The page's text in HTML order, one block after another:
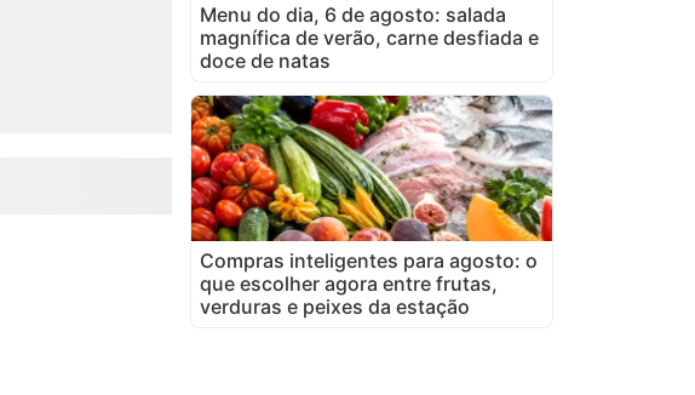
Menu do dia, 6 de agosto: salada
magnífica de verão, carne desfiada e
doce de natas
Compras inteligentes para agosto: o
que escolher agora entre frutas,
verduras e peixes da estação